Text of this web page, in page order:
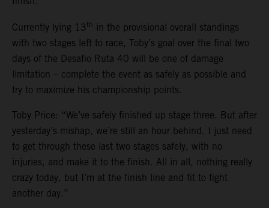
Currently lying 13 th in the provisional overall standings
with two stages left to race, Toby’s goal over the final two
days of the Desafio Ruta 40 will be one of damage
limitation – complete the event as safely as possible and
try to maximize his championship points.
Toby Price: “We’ve safely finished up stage three. But after
yesterday’s mishap, we’re still an hour behind. I just need
to get through these last two stages safely, with no
injuries, and make it to the finish. All in all, nothing really
crazy today, but I’m at the finish line and fit to fight
another day.”